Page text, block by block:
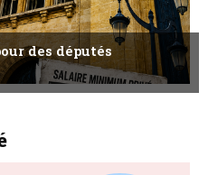
des députés